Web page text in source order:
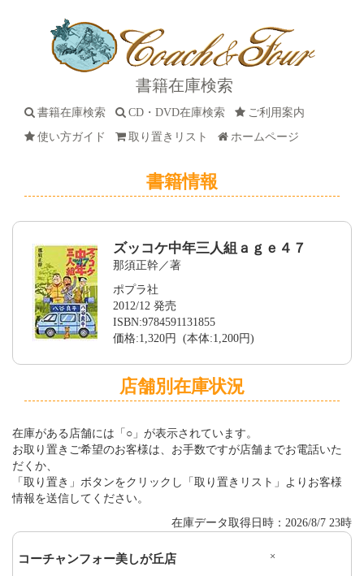
書籍在庫検索
書籍在庫検索 CD・DVD在庫検索
ご利用案内
使い方ガイド
取り置きリスト ホームページ
書籍情報
ズッコケ中年三人組ａｇｅ４７
那須正幹／著
ポプラ社
2012/12 発売
ISBN:9784591131855
価格:1,320円 (本体:1,200円)
店舗別在庫状況
在庫がある店舗には「○」が表示されています。
お取り置きご希望のお客様は、お手数ですが店舗までお電話いた
だくか、
「取り置き」ボタンをクリックし「取り置きリスト」よりお客様
情報を送信してください。
在庫データ取得日時：2026/8/7 23時
コーチャンフォー美しが丘店 ×